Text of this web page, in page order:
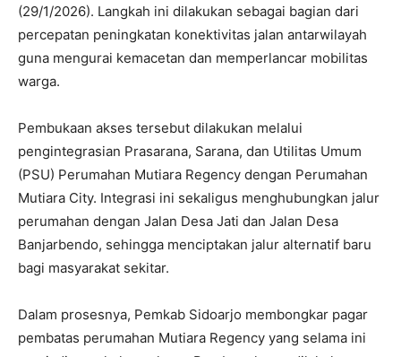
(29/1/2026). Langkah ini dilakukan sebagai bagian dari
percepatan peningkatan konektivitas jalan antarwilayah
guna mengurai kemacetan dan memperlancar mobilitas
warga.
Pembukaan akses tersebut dilakukan melalui
pengintegrasian Prasarana, Sarana, dan Utilitas Umum
(PSU) Perumahan Mutiara Regency dengan Perumahan
Mutiara City. Integrasi ini sekaligus menghubungkan jalur
perumahan dengan Jalan Desa Jati dan Jalan Desa
Banjarbendo, sehingga menciptakan jalur alternatif baru
bagi masyarakat sekitar.
Dalam prosesnya, Pemkab Sidoarjo membongkar pagar
pembatas perumahan Mutiara Regency yang selama ini